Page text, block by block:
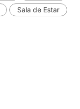
Sala de Estar